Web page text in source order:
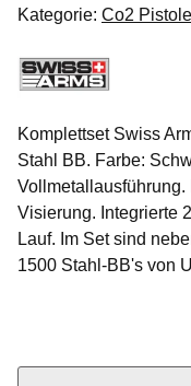
Kategorie: Co2
Komplettset Swiss
Stahl BB. Farbe:
Visierung. Integrierte
Lauf. Im Set sind
1500 Stahl-BB's von